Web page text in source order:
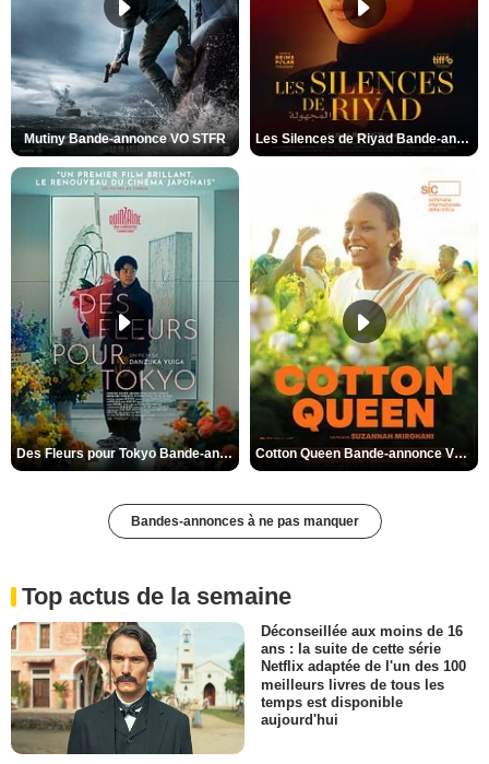
Mutiny Bande-annonce VO STFR Les Silences de Riyad Bande-annonce VO STFR
Des Fleurs pour Tokyo Bande-annonce VO STFR Cotton Queen Bande-annonce VO STFR
Bandes-annonces à ne pas manquer
Top actus de la semaine
Déconseillée aux moins de 16
ans : la suite de cette série
Netflix adaptée de l'un des 100
meilleurs livres de tous les
temps est disponible
aujourd'hui